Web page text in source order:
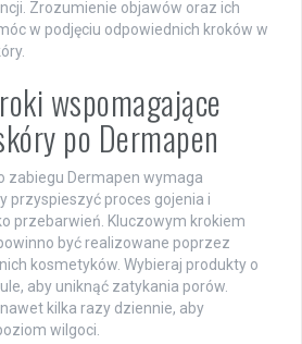
Zrozumienie objawów oraz ich
w podjęciu odpowiednich kroków w
wspomagające
po Dermapen
zabiegu Dermapen wymaga
przyspieszyć proces gojenia i
przebarwień. Kluczowym krokiem
być realizowane poprzez
kosmetyków. Wybieraj produkty o
aby uniknąć zatykania porów.
kilka razy dziennie, aby
wilgoci.